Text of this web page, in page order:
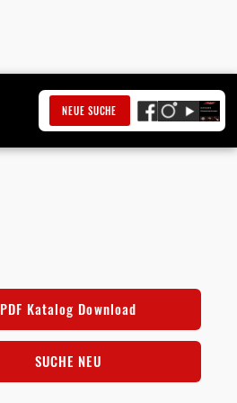
NEUE SUCHE
PDF Katalog Download
SUCHE NEU